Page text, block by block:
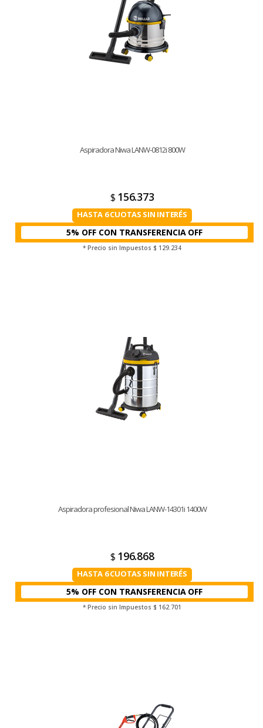
Aspiradora Niwa LANW-0812i 800W
$ 156.373
HASTA 6 CUOTAS SIN INTERÉS
5% OFF CON TRANSFERENCIA
* Precio sin Impuestos $ 129.234
Aspiradora profesional Niwa LANW-14301i 1400W
$ 196.868
HASTA 6 CUOTAS SIN INTERÉS
5% OFF CON TRANSFERENCIA
* Precio sin Impuestos $ 162.701